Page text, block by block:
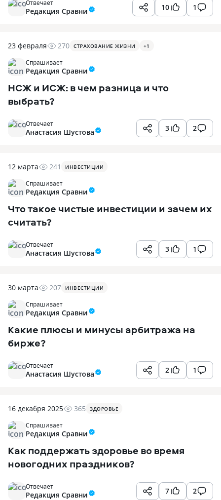
10 1
Отвечает
Редакция Сравни
23 февраля 270 СТРАХОВАНИЕ ЖИЗНИ +1
Спрашивает
Редакция Сравни
НСЖ и ИСЖ: в чем разница и что
выбрать?
3 2
Отвечает
Анастасия Шустова
12 марта 241 ИНВЕСТИЦИИ
Спрашивает
Редакция Сравни
Что такое чистые инвестиции и зачем их
считать?
3 1
Отвечает
Анастасия Шустова
30 марта 207 ИНВЕСТИЦИИ
Спрашивает
Редакция Сравни
Какие плюсы и минусы арбитража на
бирже?
2 1
Отвечает
Анастасия Шустова
16 декабря 2025 365 ЗДОРОВЬЕ
Спрашивает
Редакция Сравни
Как поддержать здоровье во время
новогодних праздников?
7 2
Отвечает
Редакция Сравни